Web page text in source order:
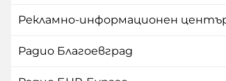
Рекламно-информационен
Радио Благоевград